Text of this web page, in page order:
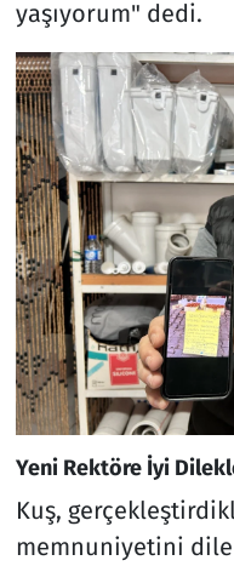
yaşıyorum" dedi.
Yeni Rektöre İyi
Kuş,
memnuniyetini